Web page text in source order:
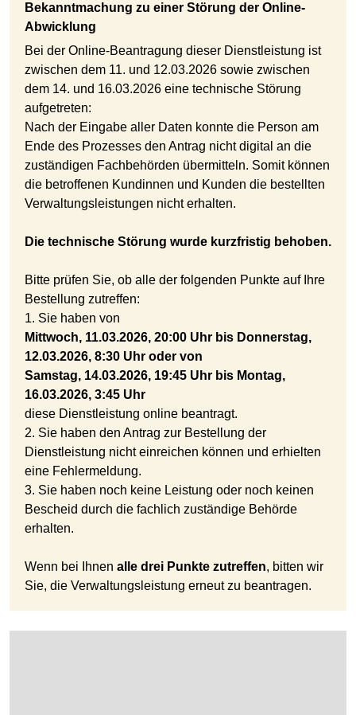
Bekanntmachung zu einer Störung der Online-
Abwicklung
Bei der Online-Beantragung dieser Dienstleistung ist
zwischen dem 11. und 12.03.2026 sowie zwischen
dem 14. und 16.03.2026 eine technische Störung
aufgetreten:
Nach der Eingabe aller Daten konnte die Person am
Ende des Prozesses den Antrag nicht digital an die
zuständigen Fachbehörden übermitteln. Somit können
die betroffenen Kundinnen und Kunden die bestellten
Verwaltungsleistungen nicht erhalten.
Die technische Störung wurde kurzfristig behoben.
Bitte prüfen Sie, ob alle der folgenden Punkte auf Ihre
Bestellung zutreffen:
1. Sie haben von
Mittwoch, 11.03.2026, 20:00 Uhr bis Donnerstag,
12.03.2026, 8:30 Uhr oder von
Samstag, 14.03.2026, 19:45 Uhr bis Montag,
16.03.2026, 3:45 Uhr
diese Dienstleistung online beantragt.
2. Sie haben den Antrag zur Bestellung der
Dienstleistung nicht einreichen können und erhielten
eine Fehlermeldung.
3. Sie haben noch keine Leistung oder noch keinen
Bescheid durch die fachlich zuständige Behörde
erhalten.
Wenn bei Ihnen alle drei Punkte zutreffen, bitten wir
Sie, die Verwaltungsleistung erneut zu beantragen.